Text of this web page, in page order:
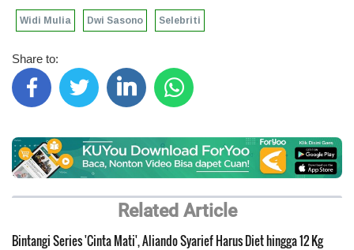
Widi Mulia Dwi Sasono Selebriti
Share to:
Related Article
Bintangi Series 'Cinta Mati', Aliando Syarief Harus Diet hingga 12 Kg